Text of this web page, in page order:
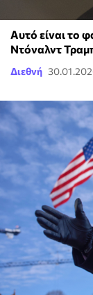
Αυτό είναι το
Ντόναλντ
Διεθνή